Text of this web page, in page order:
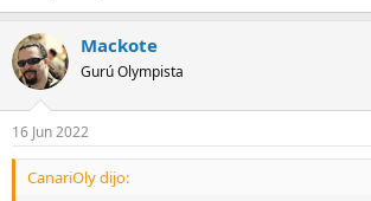
Mackote
Gurú Olympista
16 Jun 2022
CanariOly dijo: